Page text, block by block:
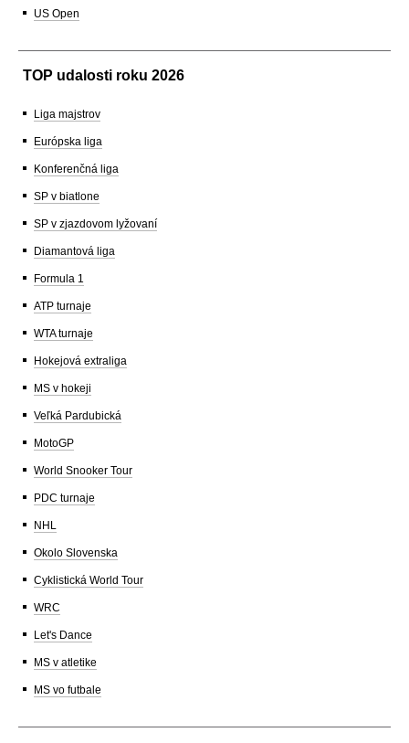
US Open
TOP udalosti roku 2026
Liga majstrov
Európska liga
Konferenčná liga
SP v biatlone
SP v zjazdovom lyžovaní
Diamantová liga
Formula 1
ATP turnaje
WTA turnaje
Hokejová extraliga
MS v hokeji
Veľká Pardubická
MotoGP
World Snooker Tour
PDC turnaje
NHL
Okolo Slovenska
Cyklistická World Tour
WRC
Let's Dance
MS v atletike
MS vo futbale